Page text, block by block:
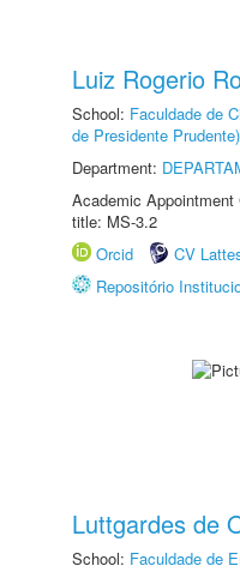
Luiz Rogerio
School: Faculdade de
de Presidente Prudente)
Department:
Academic
title: MS-3.2
Orcid
CV
Repositório
Luttgardes de
School: Faculdade de